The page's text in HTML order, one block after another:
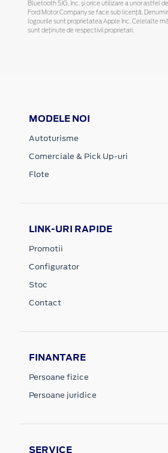
Bluetooth SIG, Inc. și orice utilizare a unor astfel
Ford Motor Company se face sub licență.
logourile sunt proprietatea Apple Inc. Celelalte
sunt deținute de respectivii proprietari.
MODELE NOI
Autoturisme
Comerciale & Pick Up-uri
Flote
LINK-URI RAPIDE
Promotii
Configurator
Stoc
Contact
FINANTARE
Persoane fizice
Persoane juridice
SERVICE